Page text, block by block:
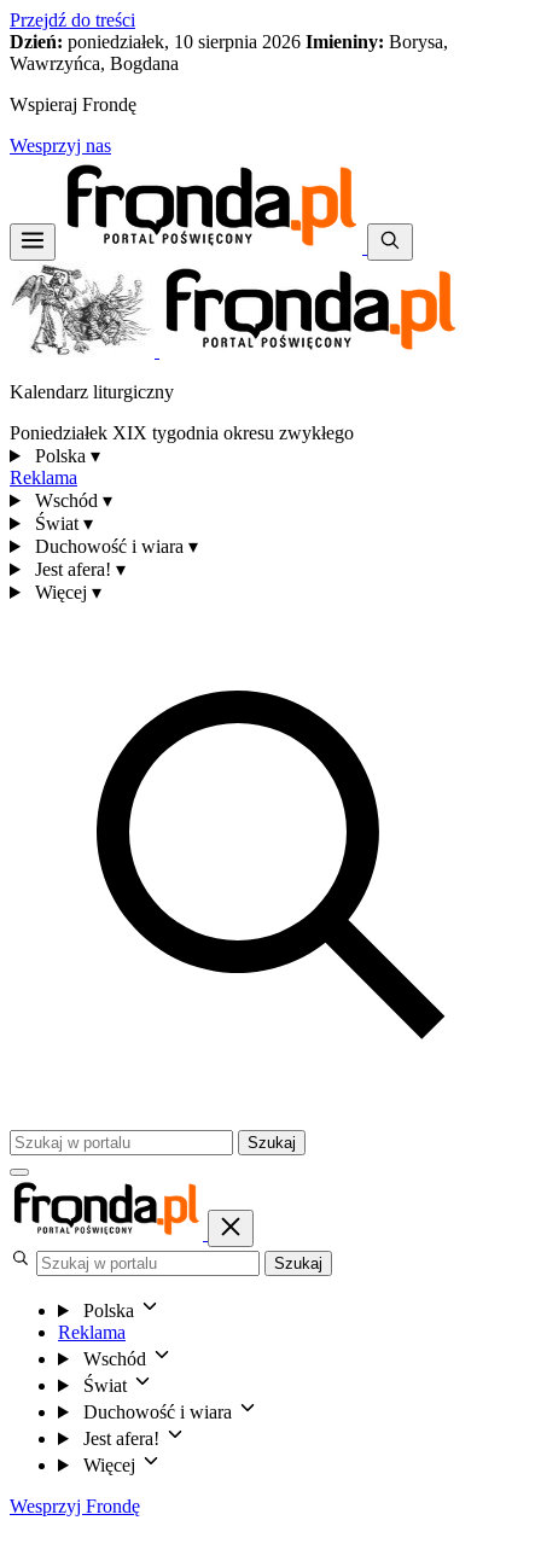
Przejdź do treści
Dzień: poniedziałek, 10 sierpnia 2026 Imieniny: Borysa,
Wawrzyńca, Bogdana
Wspieraj Frondę
Wesprzyj nas
Kalendarz liturgiczny
Poniedziałek XIX tygodnia okresu zwykłego
Polska ▾
Reklama
Wschód ▾
Świat ▾
Duchowość i wiara ▾
Jest afera! ▾
Więcej ▾
Szukaj
Szukaj
Polska
Reklama
Wschód
Świat
Duchowość i wiara
Jest afera!
Więcej
Wesprzyj Frondę